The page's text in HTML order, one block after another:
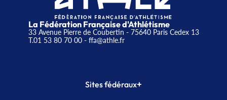
La Fédération Française d'Athlétisme
33 Avenue Pierre de Coubertin - 75640 Paris Cedex 13
T.01 53 80 70 00- ffa@athle.fr
Sites fédéraux+